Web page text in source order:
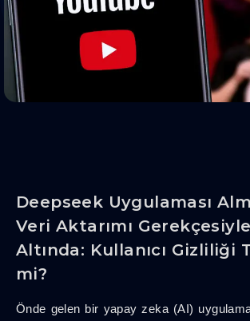
Deepseek Uygulaması
Veri Aktarımı
Altında: Kullanıcı Gizliliği
mi?
Önde gelen bir yapay zeka (AI)